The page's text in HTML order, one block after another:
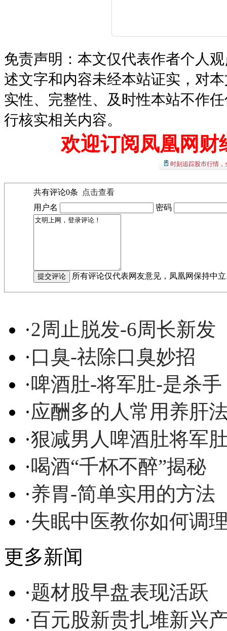
免责声明：本文仅代表作者个人
述文字和内容未经本站证实，对
实性、完整性、及时性本站不作
行核实相关内容。
欢迎订阅凤凰网财
时刻追踪股市行情
共有评论0条
点击查看
用户名
密码
所有评论仅代表网友意见，凤凰网保持中
·2周止脱发-6周长新发
·口臭-祛除口臭妙招
·啤酒肚-将军肚-是杀手
·应酬多的人常用养肝
·狠减男人啤酒肚将军
·喝酒“千杯不醉”揭秘
·养胃-简单实用的方法
·失眠中医教你如何调
更多新闻
·题材股早盘表现活跃
·百元股新贵扎堆新兴